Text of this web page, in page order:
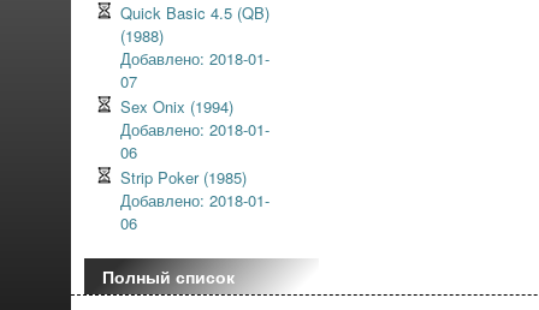
Quick Basic 4.5 (QB)
(1988)
Добавлено: 2018-01-
07
Sex Onix (1994)
Добавлено: 2018-01-
06
Strip Poker (1985)
Добавлено: 2018-01-
06
Полный список